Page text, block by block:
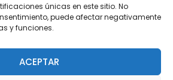
únicas en este sitio. No
puede afectar negativamente
y funciones.
ACEPTAR
958 455 085